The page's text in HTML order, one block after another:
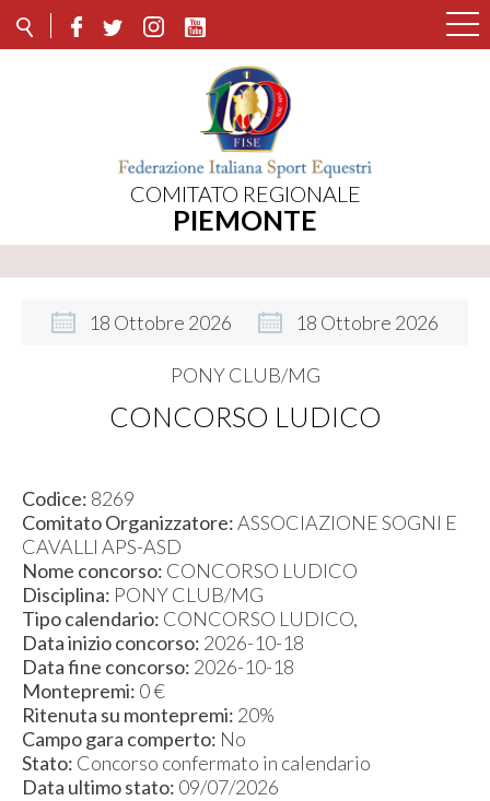
COMITATO REGIONALE
PIEMONTE
18 Ottobre 2026 18 Ottobre 2026
CONCORSO LUDICO
Codice: 8269
Comitato Organizzatore:ASSOCIAZIONE SOGNI E
CAVALLI APS-ASD
Nome concorso: CONCORSO LUDICO
Disciplina: PONY CLUB/MG
Tipo calendario: CONCORSO LUDICO,
Data inizio concorso: 2026-10-18
Data fine concorso: 2026-10-18
Montepremi: 0 €
Ritenuta su montepremi: 20%
Campo gara comperto: No
Stato: Concorso confermato in calendario
Data ultimo stato: 09/07/2026
PONY CLUB/MG